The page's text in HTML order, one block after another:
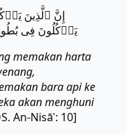
إِنَّ ٱلَّذِینَ
یَأۡكُلُونَ فِی
memakan harta
bara api ke
akan menghuni
An-Nisāʾ: 10]